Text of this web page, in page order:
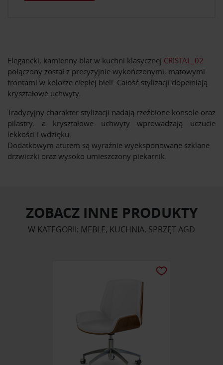
Elegancki, kamienny blat w kuchni klasycznej CRISTAL_02
połączony został z precyzyjnie wykończonymi, matowymi
frontami w kolorze ciepłej bieli. Całość stylizacji dopełniają
kryształowe uchwyty.
Tradycyjny charakter stylizacji nadają rzeźbione konsole oraz
pilastry, a kryształowe uchwyty wprowadzają uczucie
lekkości i wdzięku.
Dodatkowym atutem są wyraźnie wyeksponowane szklane
drzwiczki oraz wysoko umieszczony piekarnik.
ZOBACZ INNE PRODUKTY
W KATEGORII: MEBLE, KUCHNIA, SPRZĘT AGD